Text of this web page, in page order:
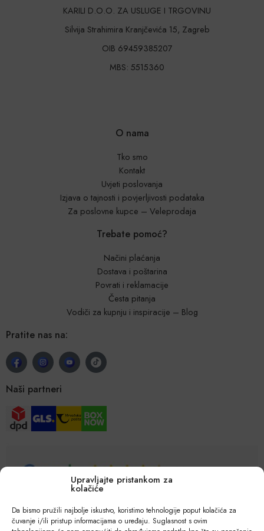
Upravljajte pristankom za
kolačiće
Da bismo pružili najbolje iskustvo, koristimo tehnologije poput kolačića za
čuvanje i/ili pristup informacijama o uređaju. Suglasnost s ovim
KARILI D.O.O. ZA USLUGE I TRGOVINU
Silvija Strahimira Kranjčevića 15, Zagreb
OIB 69459385207
MBS: 5515360
O nama
Tko smo
Kontakt
Uvjeti poslovanja
Izjava o tajnosti i povjerljivosti podataka
Za poslovne kupce – Veleprodaja
Trebate pomoć?
Načini plaćanja
Dostava i poštarina
Povrati i reklamacije
Česta pitanja
Vodiči za kupnju i inspiracije – Blog
Pratite nas na:
Naši partneri